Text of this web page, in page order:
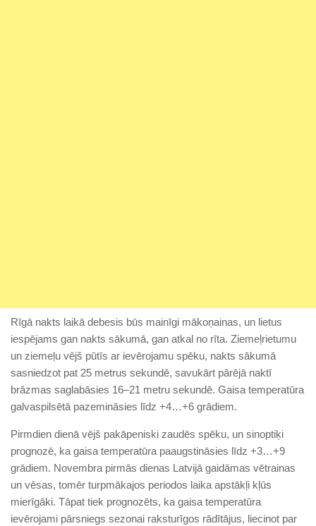
Rīgā nakts laikā debesis būs mainīgi mākoņainas, un lietus
iespējams gan nakts sākumā, gan atkal no rīta. Ziemeļrietumu
un ziemeļu vējš pūtīs ar ievērojamu spēku, nakts sākumā
sasniedzot pat 25 metrus sekundē, savukārt pārējā naktī
brāzmas saglabāsies 16–21 metru sekundē. Gaisa temperatūra
galvaspilsētā pazemināsies līdz +4…+6 grādiem.
Pirmdien dienā vējš pakāpeniski zaudēs spēku, un sinoptiķi
prognozē, ka gaisa temperatūra paaugstināsies līdz +3…+9
grādiem. Novembra pirmās dienas Latvijā gaidāmas vētrainas
un vēsas, tomēr turpmākajos periodos laika apstākļi kļūs
mierīgāki. Tāpat tiek prognozēts, ka gaisa temperatūra
ievērojami pārsniegs sezonai raksturīgos rādītājus, liecinot par